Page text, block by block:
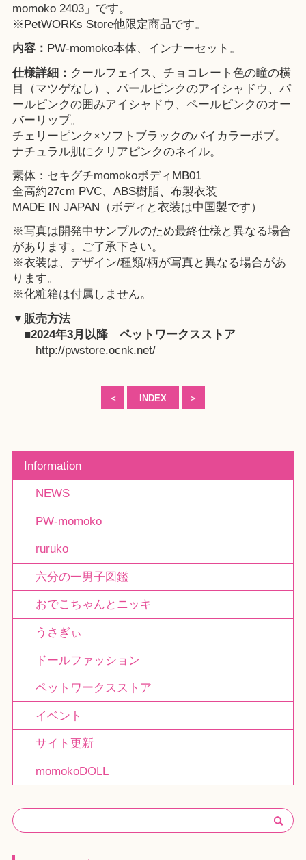
momoko 2403」です。
※PetWORKs Store他限定商品です。
内容： PW-momoko本体、インナーセット。
仕様詳細： クールフェイス、チョコレート色の瞳の横
目（マツゲなし）、パールピンクのアイシャドウ、パ
ールピンクの囲みアイシャドウ、ペールピンクのオー
バーリップ。
チェリーピンク×ソフトブラックのバイカラーボブ。
ナチュラル肌にクリアピンクのネイル。
素体：セキグチmomokoボディMB01
全高約27cm PVC、ABS樹脂、布製衣装
MADE IN JAPAN（ボディと衣装は中国製です）
※写真は開発中サンプルのため最終仕様と異なる場合
があります。ご了承下さい。
※衣装は、デザイン/種類/柄が写真と異なる場合があ
ります。
※化粧箱は付属しません。
▼販売方法
■2024年3月以降 ペットワークスストア
http://pwstore.ocnk.net/
＜ INDEX ＞
Information
NEWS
PW-momoko
ruruko
六分の一男子図鑑
おでこちゃんとニッキ
うさぎぃ
ドールファッション
ペットワークスストア
イベント
サイト更新
momokoDOLL